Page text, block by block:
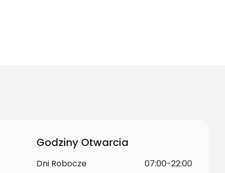
Godziny Otwarcia
Dni Robocze 07:00-22:00